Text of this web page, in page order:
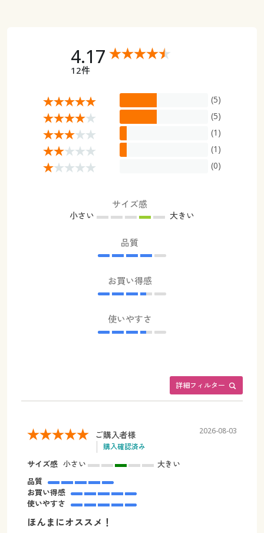
4.17
12件
(5)
(5)
(1)
(1)
(0)
サイズ感
小さい 大きい
品質
お買い得感
使いやすさ
詳細フィルター
ご購入者様
購入確認済み
2026-08-03
サイズ感 小さい
大きい
品質
お買い得感
使いやすさ
ほんまにオススメ！